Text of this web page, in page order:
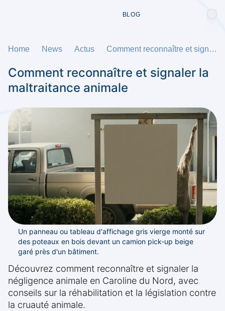
BLOG
Home News Actus Comment reconnaître et signaler la maltraitance animale
Comment reconnaître et signaler la
maltraitance animale
Un panneau ou tableau d'affichage gris vierge monté sur
des poteaux en bois devant un camion pick-up beige
garé près d'un bâtiment.
Découvrez comment reconnaître et signaler la
négligence animale en Caroline du Nord, avec
conseils sur la réhabilitation et la législation contre
la cruauté animale.